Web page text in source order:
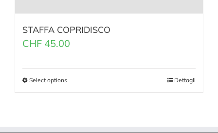
STAFFA COPRIDISCO
CHF 45.00
Select options Dettagli